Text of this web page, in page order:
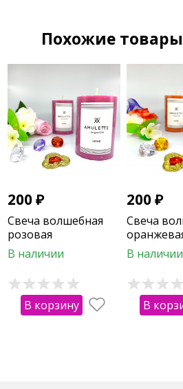
Похожие товары
200₽
Свеча волшебная
розовая
В наличии
В корзину
200₽
Свеча
В наличии
В